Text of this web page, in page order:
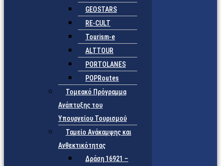
GEOSTARS
RE-CULT
Tourism-e
ALTTOUR
PORTOLANES
POPRoutes
Τομεακό Πρόγραμμα
Ανάπτυξης του
Υπουργείου Τουρισμού
Ταμείο Ανάκαμψης και
Ανθεκτικότητας
Δράση 16921 –